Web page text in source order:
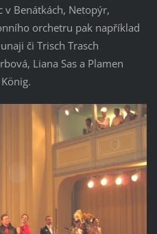
v Benátkách, Netopýr,
orchetru pak například
či Trisch Trasch
Liana Sas a Plamen